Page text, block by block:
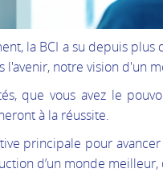
la BCI a su depuis
notre vision d'un
que vous avez le
à la réussite.
principale pour
d’un monde